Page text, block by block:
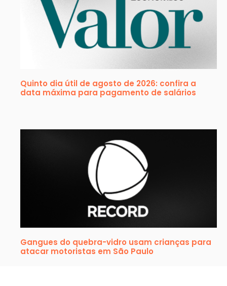
Quinto dia útil de agosto de 2026: confira a
data máxima para pagamento de salários
Gangues do quebra-vidro usam crianças para
atacar motoristas em São Paulo